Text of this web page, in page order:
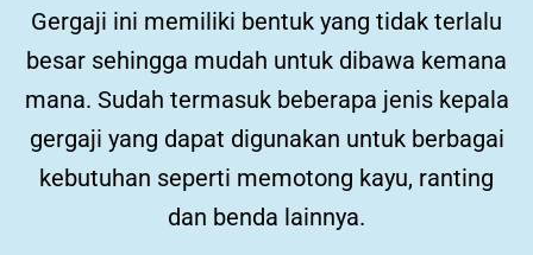
Gergaji ini memiliki bentuk yang tidak terlalu
besar sehingga mudah untuk dibawa kemana
mana. Sudah termasuk beberapa jenis kepala
gergaji yang dapat digunakan untuk berbagai
kebutuhan seperti memotong kayu, ranting
dan benda lainnya.